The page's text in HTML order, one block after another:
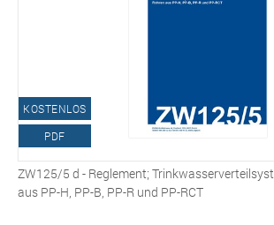
KOSTENLOS
PDF
ZW125/5 d - Reglement;
aus PP-H, PP-B, PP-R und PP-RCT